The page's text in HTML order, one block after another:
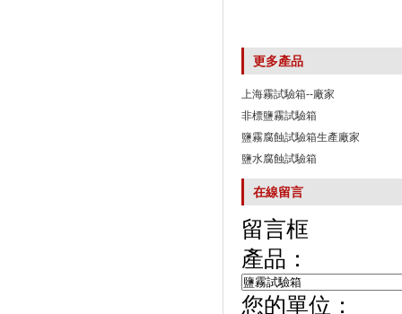
更多產品
上海霧試驗箱--廠家
非標鹽霧試驗箱
鹽霧腐蝕試驗箱生產廠家
鹽水腐蝕試驗箱
在線留言
留言框
產品：
您的單位：